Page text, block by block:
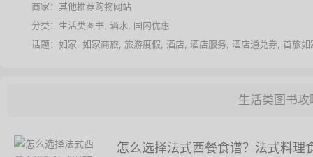
商家：其他推荐购物网站
分类： 生活类图书 酒水
国内优惠
话题： 如家 如家商旅 旅游度假 酒店 酒店服务 酒店通兑券 首旅如
生活类图书攻
怎么选择法式西餐食谱？法式料理